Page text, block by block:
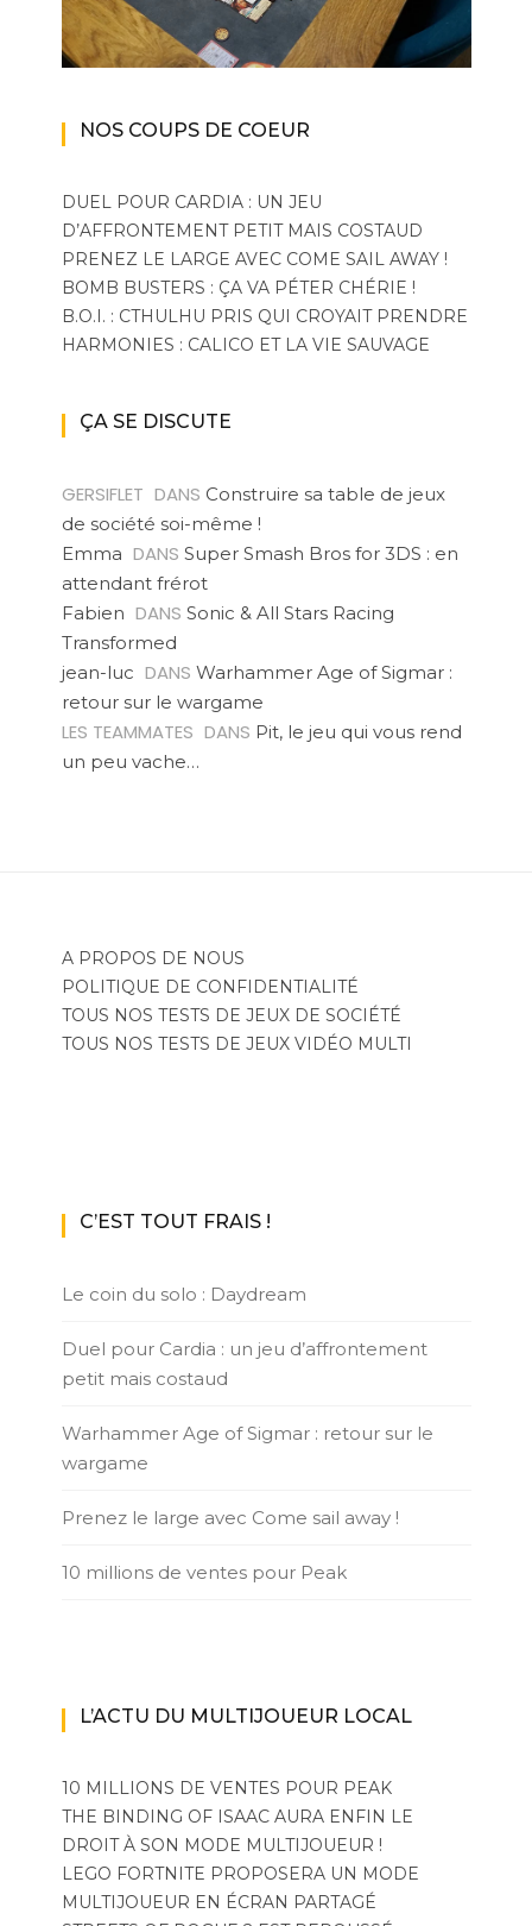
NOS COUPS DE COEUR
DUEL POUR CARDIA : UN JEU
D’AFFRONTEMENT PETIT MAIS COSTAUD
PRENEZ LE LARGE AVEC COME SAIL AWAY !
BOMB BUSTERS : ÇA VA PÉTER CHÉRIE !
B.O.I. : CTHULHU PRIS QUI CROYAIT PRENDRE
HARMONIES : CALICO ET LA VIE SAUVAGE
ÇA SE DISCUTE
GERSIFLET DANS Construire sa table de jeux
de société soi-même !
Emma DANS Super Smash Bros for 3DS : en
attendant frérot
Fabien DANS Sonic & All Stars Racing
Transformed
jean-luc DANS Warhammer Age of Sigmar :
retour sur le wargame
LES TEAMMATES DANS Pit, le jeu qui vous rend
un peu vache…
A PROPOS DE NOUS
POLITIQUE DE CONFIDENTIALITÉ
TOUS NOS TESTS DE JEUX DE SOCIÉTÉ
TOUS NOS TESTS DE JEUX VIDÉO MULTI
C’EST TOUT FRAIS !
Le coin du solo : Daydream
Duel pour Cardia : un jeu d’affrontement
petit mais costaud
Warhammer Age of Sigmar : retour sur le
wargame
Prenez le large avec Come sail away !
10 millions de ventes pour Peak
L’ACTU DU MULTIJOUEUR LOCAL
10 MILLIONS DE VENTES POUR PEAK
THE BINDING OF ISAAC AURA ENFIN LE
DROIT À SON MODE MULTIJOUEUR !
LEGO FORTNITE PROPOSERA UN MODE
MULTIJOUEUR EN ÉCRAN PARTAGÉ